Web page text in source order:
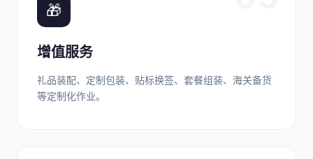
🎁
增值服务
礼品装配、定制包装、贴标换签、套餐组装、海关备货
等定制化作业。